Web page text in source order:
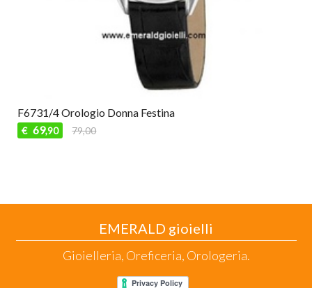
F6731/4 Orologio Donna Festina
€ 69,90 79,00
EMERALD gioielli
Gioielleria, Oreficeria, Orologeria.